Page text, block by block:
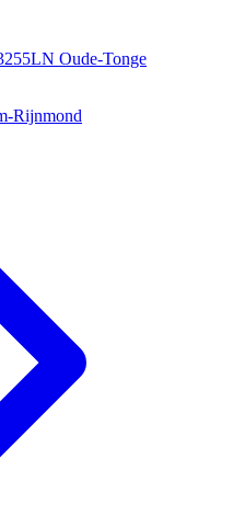
Oude-Tonge
Rijnmond